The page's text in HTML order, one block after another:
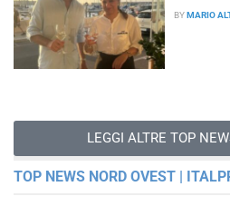
BYMARIO
LEGGI ALTRE TOP
TOP NEWS NORD OVEST |